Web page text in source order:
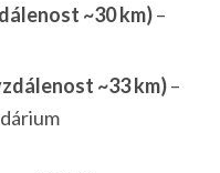
~30 km)–
~33 km)–